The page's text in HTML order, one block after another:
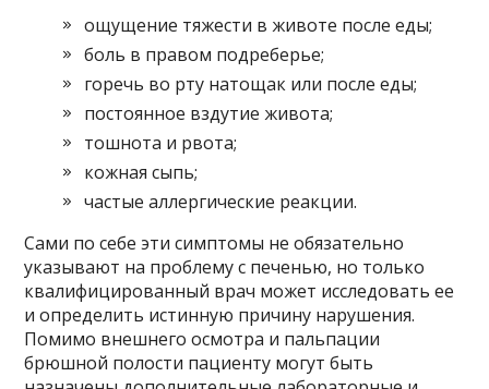
ощущение тяжести в животе после еды;
боль в правом подреберье;
горечь во рту натощак или после еды;
постоянное вздутие живота;
тошнота и рвота;
кожная сыпь;
частые аллергические реакции.
Сами по себе эти симптомы не обязательно
указывают на проблему с печенью, но только
квалифицированный врач может исследовать ее
и определить истинную причину нарушения.
Помимо внешнего осмотра и пальпации
брюшной полости пациенту могут быть